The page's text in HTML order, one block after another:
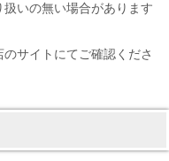
いの無い場合があります
サイトにてご確認くださ